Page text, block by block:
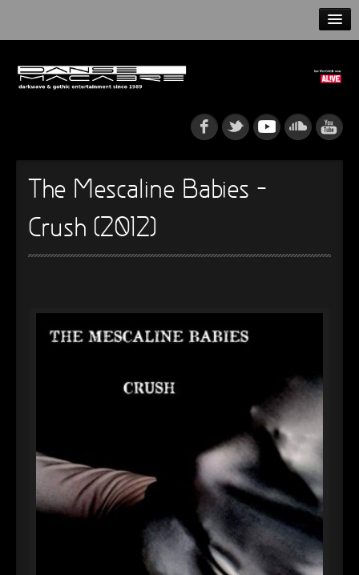
NEWS
►
►
►
►
The Mescaline Babies –
Crush (2012)